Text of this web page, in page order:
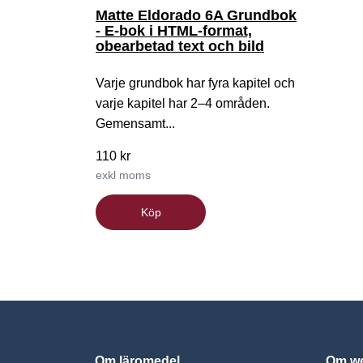
Matte Eldorado 6A Grundbok
- E-bok i HTML-format,
obearbetad text och bild
Varje grundbok har fyra kapitel och
varje kapitel har 2–4 områden.
Gemensamt...
110 kr
exkl moms
Köp